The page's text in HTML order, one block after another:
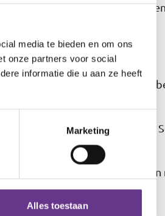
media te bieden en om ons
onze partners voor social
informatie die u aan ze heeft
Marketing
Alles toestaan
en een winkelcentrum.
allemaal een eigen vorm van
van hun vaardigheden.
Zo woon je altijd op